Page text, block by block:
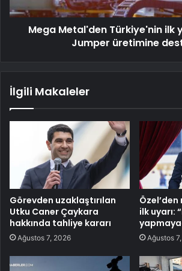
Mega Metal'den Türkiye'nin ilk
Jumper üretimine
İlgili Makaleler
Görevden uzaklaştırılan
Utku Caner Çaykara
hakkında tahliye kararı
Ağustos 7, 2026
ilk uyarı:
Ağustos